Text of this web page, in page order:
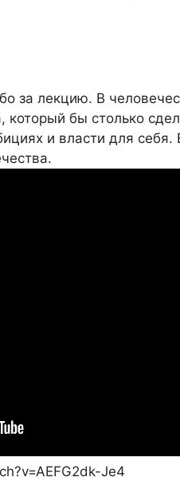
за лекцию. В
который бы столько
и власти для
Je4